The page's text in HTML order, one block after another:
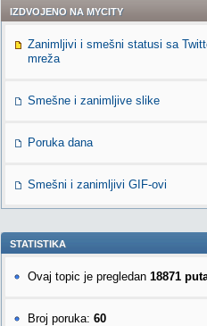
IZDVOJENO NA MYCITY
Zanimljivi i smešni statusi sa
mreža
Smešne i zanimljive slike
Poruka dana
Smešni i zanimljivi GIF-ovi
STATISTIKA
Ovaj topic je pregledan 18871
Broj poruka: 60